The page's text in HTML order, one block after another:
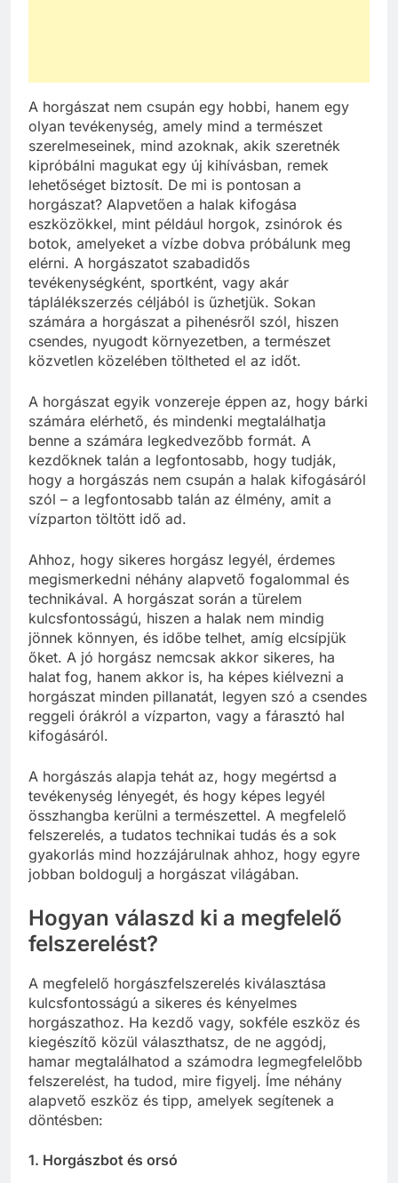
A horgászat nem csupán egy hobbi, hanem egy
olyan tevékenység, amely mind a természet
szerelmeseinek, mind azoknak, akik szeretnék
kipróbálni magukat egy új kihívásban, remek
lehetőséget biztosít. De mi is pontosan a
horgászat? Alapvetően a halak kifogása
eszközökkel, mint például horgok, zsinórok és
botok, amelyeket a vízbe dobva próbálunk meg
elérni. A horgászatot szabadidős
tevékenységként, sportként, vagy akár
táplálékszerzés céljából is űzhetjük. Sokan
számára a horgászat a pihenésről szól, hiszen
csendes, nyugodt környezetben, a természet
közvetlen közelében töltheted el az időt.
A horgászat egyik vonzereje éppen az, hogy bárki
számára elérhető, és mindenki megtalálhatja
benne a számára legkedvezőbb formát. A
kezdőknek talán a legfontosabb, hogy tudják,
hogy a horgászás nem csupán a halak kifogásáról
szól – a legfontosabb talán az élmény, amit a
vízparton töltött idő ad.
Ahhoz, hogy sikeres horgász legyél, érdemes
megismerkedni néhány alapvető fogalommal és
technikával. A horgászat során a türelem
kulcsfontosságú, hiszen a halak nem mindig
jönnek könnyen, és időbe telhet, amíg elcsípjük
őket. A jó horgász nemcsak akkor sikeres, ha
halat fog, hanem akkor is, ha képes kiélvezni a
horgászat minden pillanatát, legyen szó a csendes
reggeli órákról a vízparton, vagy a fárasztó hal
kifogásáról.
A horgászás alapja tehát az, hogy megértsd a
tevékenység lényegét, és hogy képes legyél
összhangba kerülni a természettel. A megfelelő
felszerelés, a tudatos technikai tudás és a sok
gyakorlás mind hozzájárulnak ahhoz, hogy egyre
jobban boldogulj a horgászat világában.
Hogyan válaszd ki a megfelelő
felszerelést?
A megfelelő horgászfelszerelés kiválasztása
kulcsfontosságú a sikeres és kényelmes
horgászathoz. Ha kezdő vagy, sokféle eszköz és
kiegészítő közül választhatsz, de ne aggódj,
hamar megtalálhatod a számodra legmegfelelőbb
felszerelést, ha tudod, mire figyelj. Íme néhány
alapvető eszköz és tipp, amelyek segítenek a
döntésben:
1. Horgászbot és orsó